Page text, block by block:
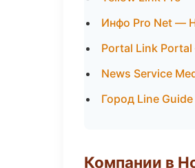
Инфо Pro Net —
Portal Link
News Service
Город Line
Компании в